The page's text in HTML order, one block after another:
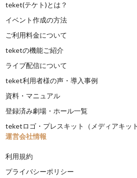
teket(テケト)とは？
イベント作成の方法
ご利用料金について
teketの機能ご紹介
ライブ配信について
teket利用者様の声・導入事例
資料・マニュアル
登録済み劇場・ホール一覧
teketロゴ・プレスキット（メディアキット
運営会社情報
利用規約
プライバシーポリシー